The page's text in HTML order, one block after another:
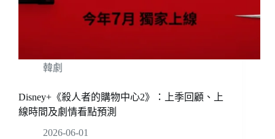
韓劇
Disney+《殺人者的購物中心2》：上季回顧、上
線時間及劇情看點預測
2026-06-01